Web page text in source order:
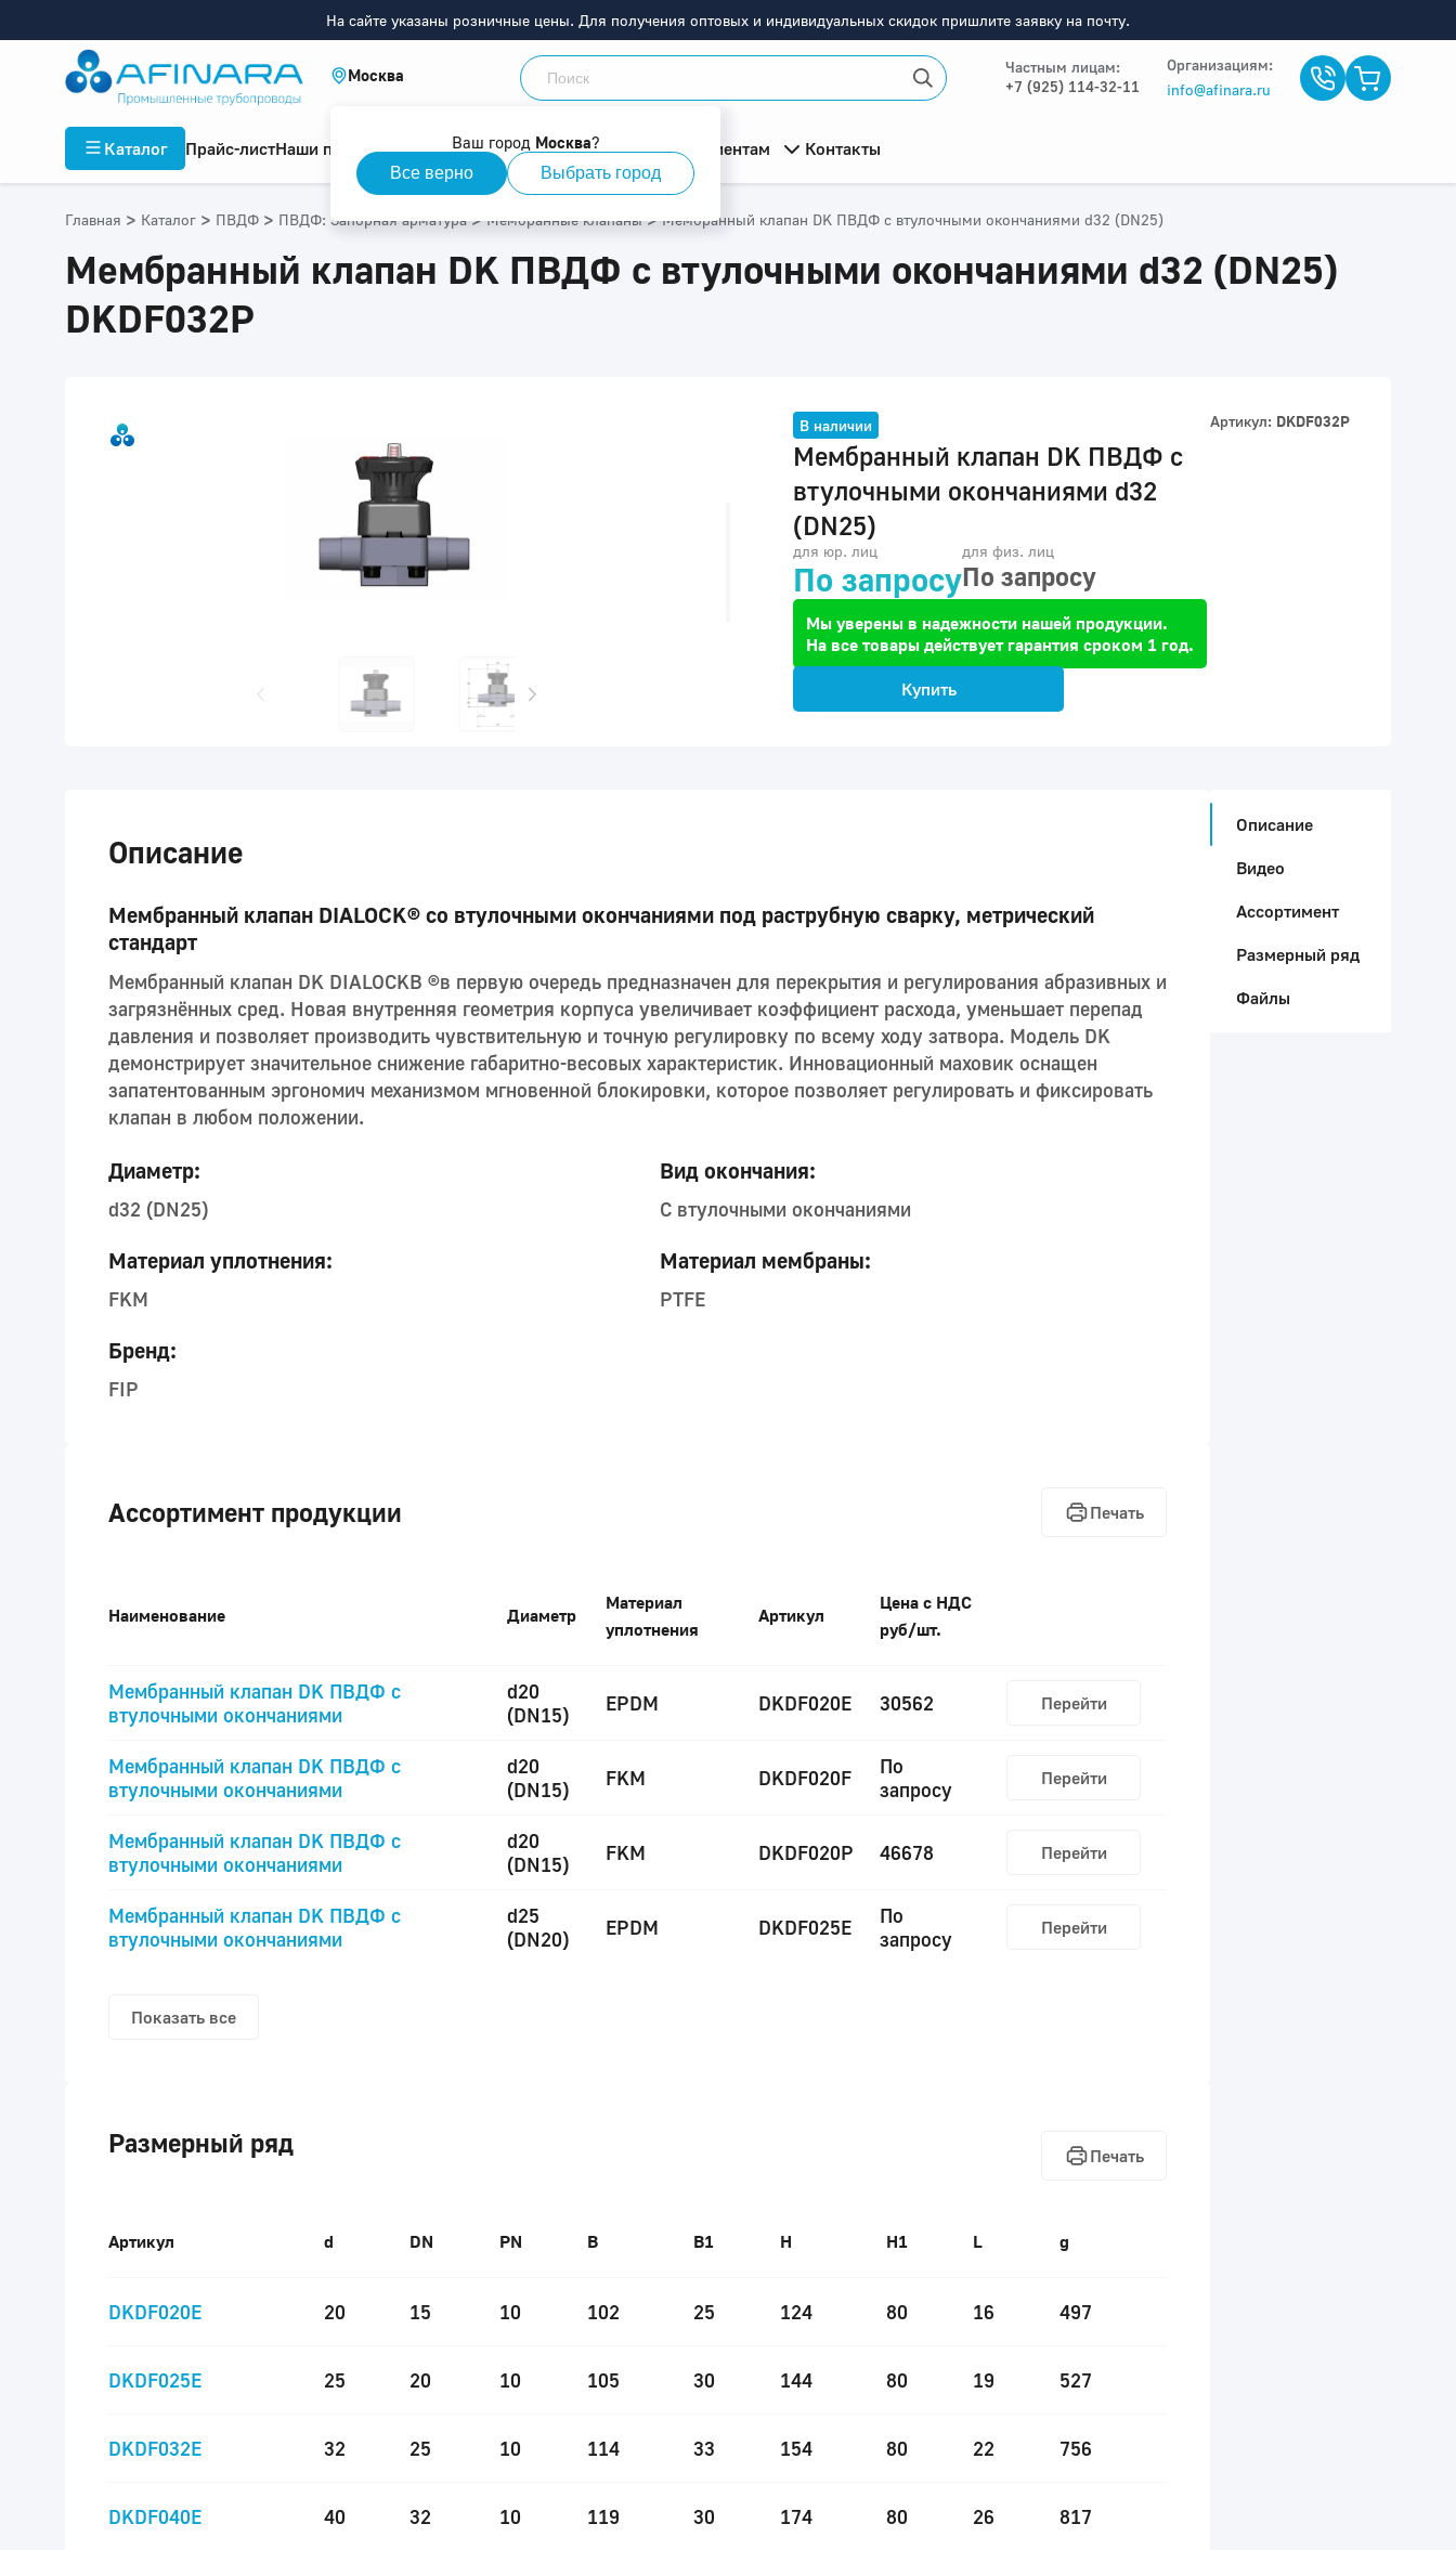
На сайте указаны розничные цены. Для получения оптовых и индивидуальных скидок пришлите заявку на почту.
Москва
Ваш город Москва?
Все верно Выбрать город
Частным лицам:
+7 (925) 114-32-11
Организациям:
info@afinara.ru
Каталог Прайс-листНаши проекты Информация О компании Клиентам Контакты
Главная > Каталог > ПВДФ > ПВДФ: Запорная арматура > Мембранные клапаны > Мембранный клапан DK ПВДФ c втулочными окончаниями d32 (DN25)
Мембранный клапан DK ПВДФ c втулочными окончаниями d32 (DN25)
DKDF032P
В наличии Артикул: DKDF032P
Мембранный клапан DK ПВДФ c
втулочными окончаниями d32
(DN25)
для юр. лиц
По запросу
для физ. лиц
По запросу
Мы уверены в надежности нашей продукции.
На все товары действует гарантия сроком 1 год.
Купить
Описание
Мембранный клапан DIALOCK® со втулочными окончаниями под раструбную сварку, метрический
стандарт
Мембранный клапан DK DIALOCKB ®в первую очередь предназначен для перекрытия и регулирования абразивных и
загрязнённых сред. Новая внутренняя геометрия корпуса увеличивает коэффициент расхода, уменьшает перепад
давления и позволяет производить чувствительную и точную регулировку по всему ходу затвора. Модель DK
демонстрирует значительное снижение габаритно-весовых характеристик. Инновационный маховик оснащен
запатентованным эргономич механизмом мгновенной блокировки, которое позволяет регулировать и фиксировать
клапан в любом положении.
Диаметр:
d32 (DN25)
Вид окончания:
С втулочными окончаниями
Материал уплотнения:
FKM
Материал мембраны:
PTFE
Бренд:
FIP
Ассортимент продукции Печать
Наименование Диаметр
Материал
уплотнения
Артикул
Цена с НДС
руб/шт.
Мембранный клапан DK ПВДФ c
втулочными окончаниями
d20
(DN15)
EPDM DKDF020E 30562 Перейти
Мембранный клапан DK ПВДФ c
втулочными окончаниями
d20
(DN15)
FKM DKDF020F
По
запросу
Перейти
Мембранный клапан DK ПВДФ c
втулочными окончаниями
d20
(DN15)
FKM DKDF020P 46678 Перейти
Мембранный клапан DK ПВДФ c
втулочными окончаниями
d25
(DN20)
EPDM DKDF025E
По
запросу
Перейти
Показать все
Размерный ряд Печать
Артикул d DN PN B B1 H H1 L g
DKDF020E 20 15 10 102 25 124 80 16 497
DKDF025E 25 20 10 105 30 144 80 19 527
DKDF032E 32 25 10 114 33 154 80 22 756
DKDF040E 40 32 10 119 30 174 80 26 817
Описание
Видео
Ассортимент
Размерный ряд
Файлы